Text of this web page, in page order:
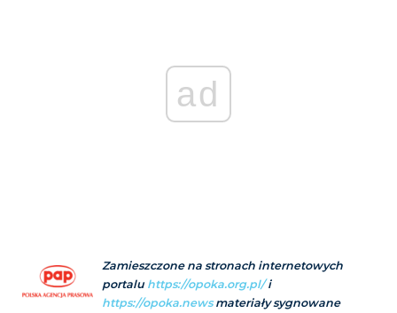
ad
Zamieszczone na stronach internetowych
portalu https://opoka.org.pl/i
https://opoka.newsmateriały sygnowane